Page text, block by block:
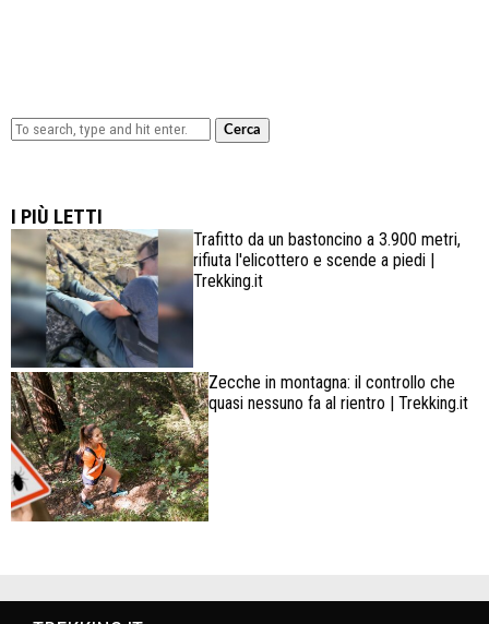
Cerca
I PIÙ LETTI
Trafitto da un bastoncino a 3.900 metri,
rifiuta l'elicottero e scende a piedi |
Trekking.it
Zecche in montagna: il controllo che
quasi nessuno fa al rientro | Trekking.it